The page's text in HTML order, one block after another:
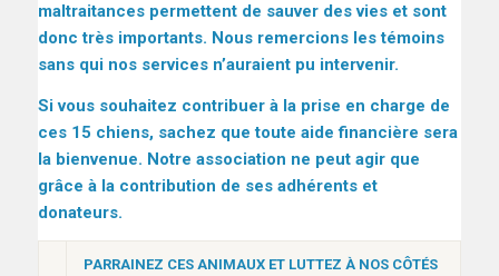
maltraitances permettent de sauver des vies et sont
donc très importants. Nous remercions les témoins
sans qui nos services n’auraient pu intervenir.
Si vous souhaitez contribuer à la prise en charge de
ces 15 chiens, sachez que toute aide financière sera
la bienvenue. Notre association ne peut agir que
grâce à la contribution de ses adhérents et
donateurs.
PARRAINEZ CES ANIMAUX ET LUTTEZ À NOS CÔTÉS